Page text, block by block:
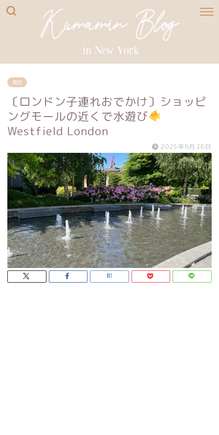
育児
〔ロンドン子連れおでかけ〕ショッピ
ングモールの近くで水遊び
Westfield London
2025年6月26日